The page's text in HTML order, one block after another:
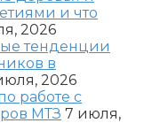
и что
2026
тенденции
в
2026
работе с
МТЗ 7 июля,